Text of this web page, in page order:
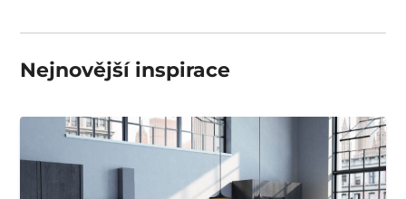
Nejnovější inspirace